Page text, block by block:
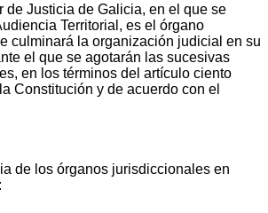
de Justicia de Galicia, en el que se
Territorial, es el órgano
culminará la organización judicial en su
el que se agotarán las sucesivas
en los términos del artículo ciento
Constitución y de acuerdo con el
de los órganos jurisdiccionales en